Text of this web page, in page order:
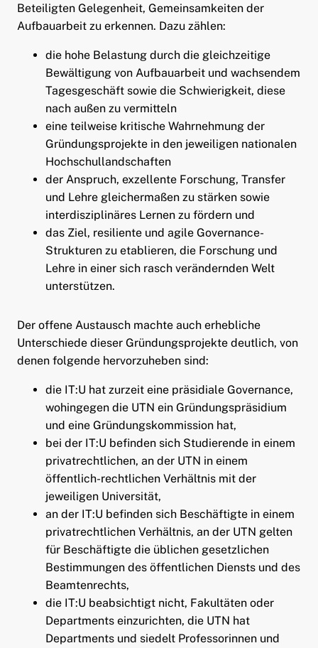
Beteiligten Gelegenheit, Gemeinsamkeiten der
Aufbauarbeit zu erkennen. Dazu zählen:
die hohe Belastung durch die gleichzeitige
Bewältigung von Aufbauarbeit und wachsendem
Tagesgeschäft sowie die Schwierigkeit, diese
nach außen zu vermitteln
eine teilweise kritische Wahrnehmung der
Gründungsprojekte in den jeweiligen nationalen
Hochschullandschaften
der Anspruch, exzellente Forschung, Transfer
und Lehre gleichermaßen zu stärken sowie
interdisziplinäres Lernen zu fördern und
das Ziel, resiliente und agile Governance-
Strukturen zu etablieren, die Forschung und
Lehre in einer sich rasch verändernden Welt
unterstützen.
Der offene Austausch machte auch erhebliche
Unterschiede dieser Gründungsprojekte deutlich, von
denen folgende hervorzuheben sind:
die IT:U hat zurzeit eine präsidiale Governance,
wohingegen die UTN ein Gründungspräsidium
und eine Gründungskommission hat,
bei der IT:U befinden sich Studierende in einem
privatrechtlichen, an der UTN in einem
öffentlich-rechtlichen Verhältnis mit der
jeweiligen Universität,
an der IT:U befinden sich Beschäftigte in einem
privatrechtlichen Verhältnis, an der UTN gelten
für Beschäftigte die üblichen gesetzlichen
Bestimmungen des öffentlichen Diensts und des
Beamtenrechts,
die IT:U beabsichtigt nicht, Fakultäten oder
Departments einzurichten, die UTN hat
Departments und siedelt Professorinnen und